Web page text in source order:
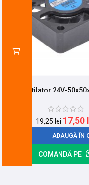
Ventilator 24V-
19,25lei 17,50
ADAUGĂ ÎN
COMANDĂ PE